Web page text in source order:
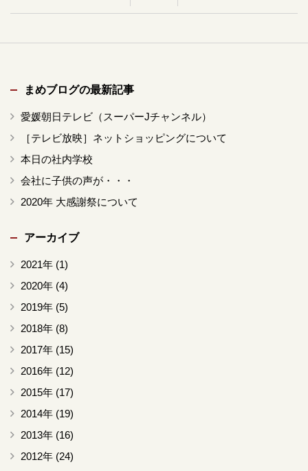
まめブログの最新記事
愛媛朝日テレビ（スーパーJチャンネル）
［テレビ放映］ネットショッピングについて
本日の社内学校
会社に子供の声が・・・
2020年 大感謝祭について
アーカイブ
2021年 (1)
2020年 (4)
2019年 (5)
2018年 (8)
2017年 (15)
2016年 (12)
2015年 (17)
2014年 (19)
2013年 (16)
2012年 (24)